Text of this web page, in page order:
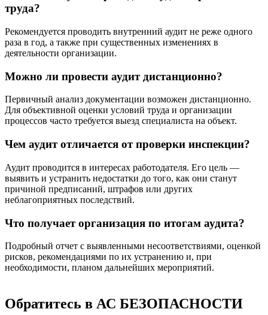
труда?
Рекомендуется проводить внутренний аудит не реже одного
раза в год, а также при существенных изменениях в
деятельности организации.
Можно ли провести аудит дистанционно?
Первичный анализ документации возможен дистанционно.
Для объективной оценки условий труда и организации
процессов часто требуется выезд специалиста на объект.
Чем аудит отличается от проверки инспекции?
Аудит проводится в интересах работодателя. Его цель —
выявить и устранить недостатки до того, как они станут
причиной предписаний, штрафов или других
неблагоприятных последствий.
Что получает организация по итогам аудита?
Подробный отчет с выявленными несоответствиями, оценкой
рисков, рекомендациями по их устранению и, при
необходимости, планом дальнейших мероприятий.
Обратитесь в АС БЕЗОПАСНОСТИ